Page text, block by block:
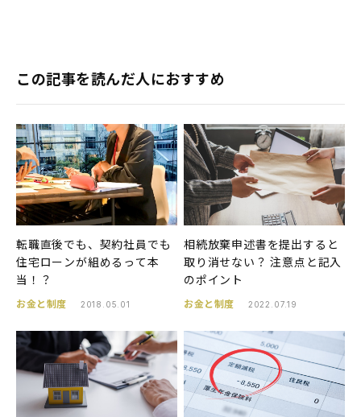
この記事を読んだ人におすすめ
転職直後でも、契約社員でも
住宅ローンが組めるって本
当！？
お金と制度 2018.05.01
相続放棄申述書を提出すると
取り消せない？ 注意点と記入
のポイント
お金と制度 2022.07.19